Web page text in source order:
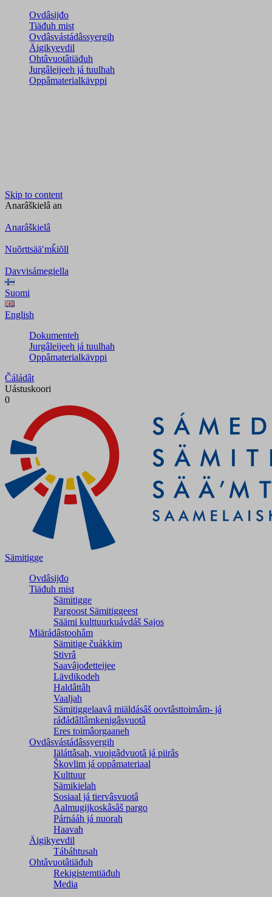
Ovdâsijđo
Tiäđuh mist
Ovdâsvástádâssyergih
Äigikyevdil
Ohtâvuotâtiäđuh
Jurgâleijeeh já tuulhah
Oppâmaterialkävppi
Skip to content
Anarâškielâ an
Anarâškielâ
Nuõrttsääʹmǩiõll
Davvisámegiella
Suomi
English
Dokumenteh
Jurgâleijeeh já tuulhah
Oppâmaterialkävppi
Čáládât
Uástuskoori
0
Sämitigge
Ovdâsijđo
Tiäđuh mist
Sämitigge
Pargoost Sämitiggeest
Säämi kulttuurkuávdáš Sajos
Miärádâstoohâm
Sämitige čuákkim
Stivrâ
Saavâjođetteijee
Lävdikodeh
Haldâttâh
Vaaljah
Sämitiggelaavâ miäldásâš oovtâsttoimâm- já
ráđádâllâmkenigâsvuotâ
Eres toimâorgaaneh
Ovdâsvástádâssyergih
Iäláttâsah, vuoigâdvuotâ já piirâs
Škovlim já oppâmateriaal
Kulttuur
Sämikielah
Sosiaal já tiervâsvuotâ
Aalmugijkoskâsâš pargo
Párnááh já nuorah
Haavah
Äigikyevdil
Tábáhtusah
Ohtâvuotâtiäđuh
Rekigistemtiäđuh
Media